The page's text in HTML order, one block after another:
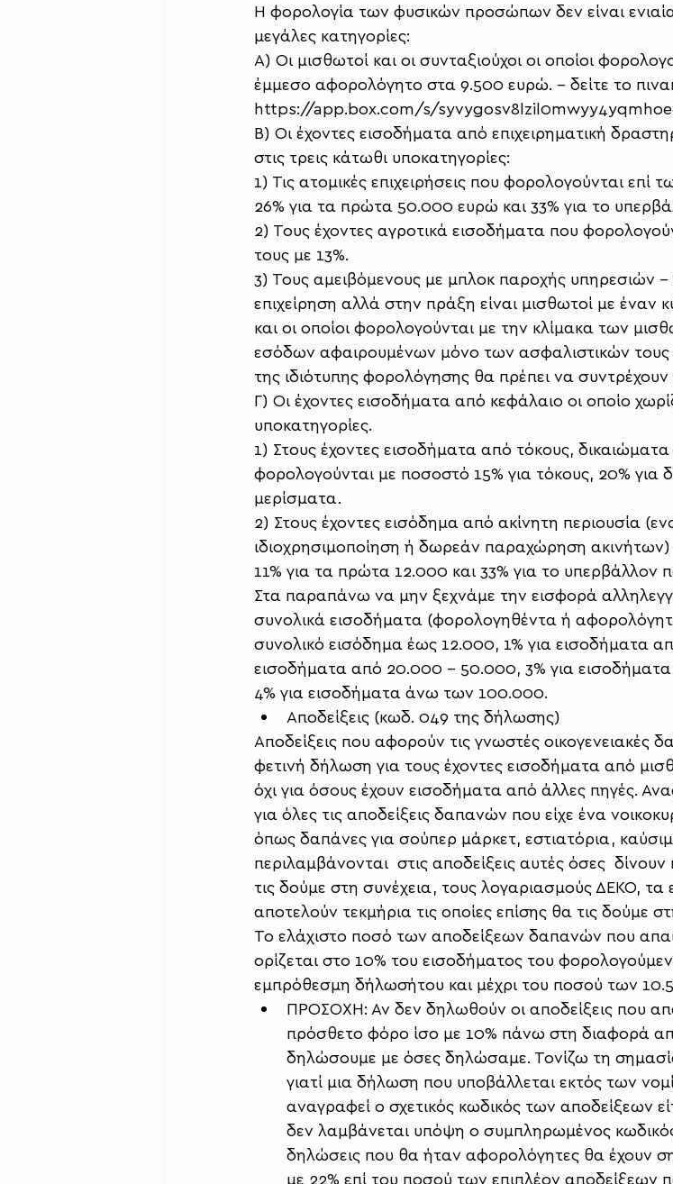
Η φορολογία των φυσικών προσώπων δεν είναι ενιαία
μεγάλες κατηγορίες:
Α) Οι μισθωτοί και οι συνταξιούχοι οι οποίοι
έμμεσο αφορολόγητο στα 9.500 ευρώ. – δείτε το
https://app.box.com/s/
Β) Οι έχοντες εισοδήματα από επιχειρηματική
στις τρεις κάτωθι υποκατηγορίες:
1) Τις ατομικές επιχειρήσεις που φορολογούνται
26% για τα πρώτα 50.000 ευρώ και 33% για το
2) Τους έχοντες αγροτικά εισοδήματα που
τους με 13%.
3) Τους αμειβόμενους με μπλοκ παροχής υπηρεσιών –
επιχείρηση αλλά στην πράξη είναι μισθωτοί με έναν
και οι οποίοι φορολογούνται με την κλίμακα των
εσόδων αφαιρουμένων μόνο των ασφαλιστικών τους
της ιδιότυπης φορολόγησης θα πρέπει να συντρέχουν
Γ) Οι έχοντες εισοδήματα από κεφάλαιο οι οποίο
υποκατηγορίες.
1) Στους έχοντες εισοδήματα από τόκους, δικαιώματα
φορολογούνται με ποσοστό 15% για τόκους, 20% για
μερίσματα.
2) Στους έχοντες εισόδημα από ακίνητη περιουσία
ιδιοχρησιμοποίηση ή δωρεάν παραχώρηση ακινήτων)
11% για τα πρώτα 12.000 και 33% για το υπερβάλλον
Στα παραπάνω να μην ξεχνάμε την εισφορά
συνολικά εισοδήματα (φορολογηθέντα ή
συνολικό εισόδημα έως 12.000, 1% για εισοδήματα
εισοδήματα από 20.000 – 50.000, 3% για
4% για εισοδήματα άνω των 100.000.
Αποδείξεις (κωδ. 049 της δήλωσης)
Αποδείξεις που αφορούν τις γνωστές οικογενειακές
φετινή δήλωση για τους έχοντες εισοδήματα από
όχι για όσους έχουν εισοδήματα από άλλες πηγές.
για όλες τις αποδείξεις δαπανών που είχε ένα
όπως δαπάνες για σούπερ μάρκετ, εστιατόρια,
περιλαμβάνονται  στις αποδείξεις αυτές όσες
τις δούμε στη συνέχεια, τους λογαριασμούς ΔΕΚΟ, τα
αποτελούν τεκμήρια τις οποίες επίσης θα τις δούμε
Το ελάχιστο ποσό των αποδείξεων δαπανών που
ορίζεται στο 10% του εισοδήματος του
εμπρόθεσμη δήλωσήτου και μέχρι του ποσού των
ΠΡΟΣΟΧΗ: Αν δεν δηλωθούν οι αποδείξεις που
πρόσθετο φόρο ίσο με 10% πάνω στη διαφορά
δηλώσουμε με όσες δηλώσαμε. Τονίζω τη
γιατί μια δήλωση που υποβάλλεται εκτός των
αναγραφεί ο σχετικός κωδικός των αποδείξεων
δεν λαμβάνεται υπόψη ο συμπληρωμένος
δηλώσεις που θα ήταν αφορολόγητες θα έχουν
με 22% επί του ποσού των επιπλέον αποδείξεων